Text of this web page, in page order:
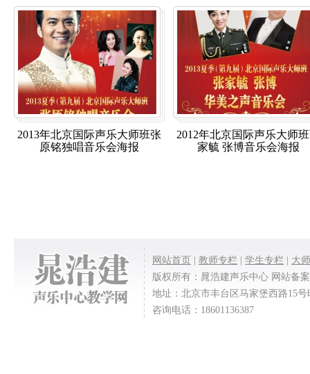
2013年北京国际声乐大师班张
原铭独唱音乐会海报
2012年北京国际声乐大师
家毓 张博音乐会海报
网站首页 教师专栏 学生专栏
大
版权所有：晁浩建声乐中心 网站备
地址：北京市丰台区马家堡西路15
咨询电话：18601136387